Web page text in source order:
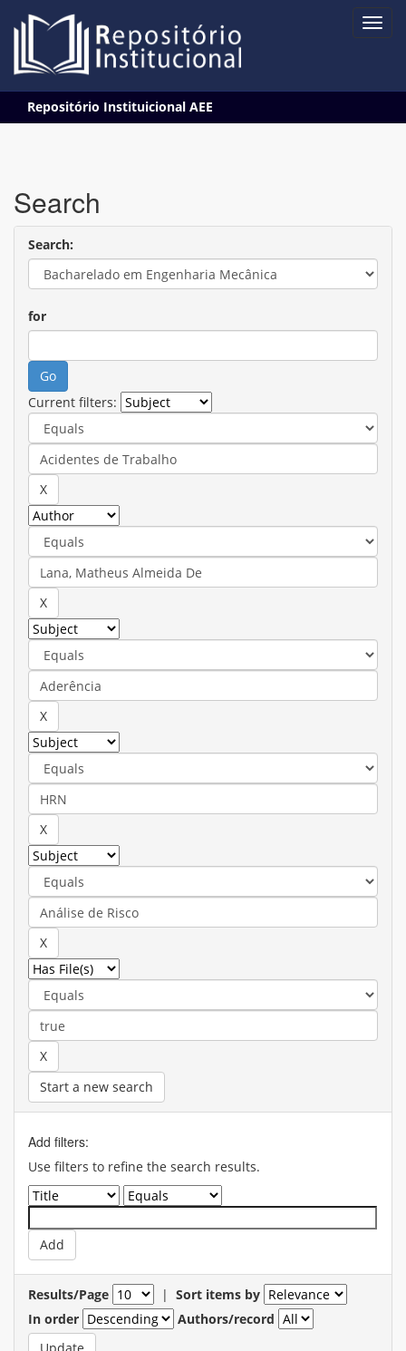
navigation
Repositório Instituicional AEE
Search
Search:
for
Current filters:
Start a new search
Add filters:
Use filters to refine the search results.
Results/Page | Sort items by
In order
Authors/record